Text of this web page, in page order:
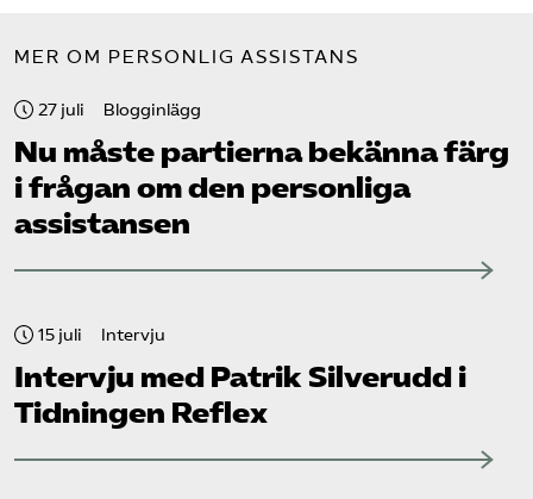
MER OM PERSONLIG ASSISTANS
27 juli Blogginlägg
Nu måste partierna bekänna färg
i frågan om den personliga
assistansen
15 juli Intervju
Intervju med Patrik Silverudd i
Tidningen Reflex